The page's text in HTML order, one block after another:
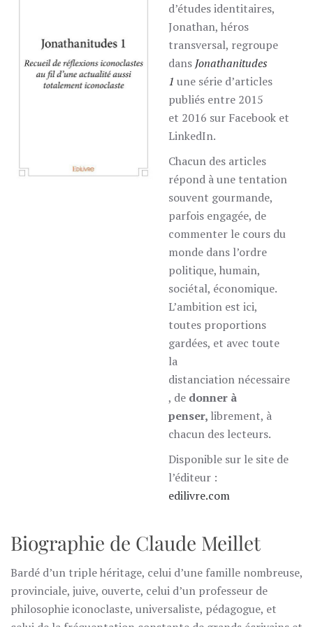
d’études identitaires,
Jonathan, héros
transversal, regroupe
dans Jonathanitudes
1 une série d’articles
publiés entre 2015
et 2016 sur Facebook et
LinkedIn.
Chacun des articles
répond à une tentation
souvent gourmande,
parfois engagée, de
commenter le cours du
monde dans l’ordre
politique, humain,
sociétal, économique.
L’ambition est ici,
toutes proportions
gardées, et avec toute
la
distanciation nécessaire
, de donner à
penser, librement, à
chacun des lecteurs.
Disponible sur le site de
l’éditeur :
edilivre.com
Biographie de Claude Meillet
Bardé d’un triple héritage, celui d’une famille nombreuse,
provinciale, juive, ouverte, celui d’un professeur de
philosophie iconoclaste, universaliste, pédagogue, et